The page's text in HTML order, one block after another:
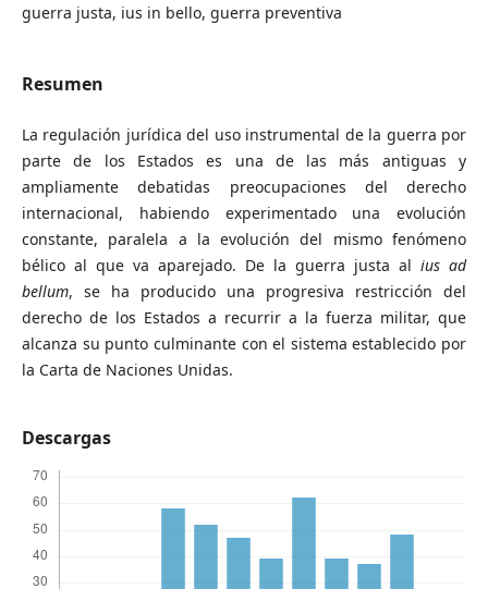
guerra justa, ius in bello, guerra preventiva
Resumen
La regulación jurídica del uso instrumental de la guerra por
parte de los Estados es una de las más antiguas y
ampliamente debatidas preocupaciones del derecho
internacional, habiendo experimentado una evolución
constante, paralela a la evolución del mismo fenómeno
bélico al que va aparejado. De la guerra justa alius ad
bellum, se ha producido una progresiva restricción del
derecho de los Estados a recurrir a la fuerza militar, que
alcanza su punto culminante con el sistema establecido por
la Carta de Naciones Unidas.
Descargas